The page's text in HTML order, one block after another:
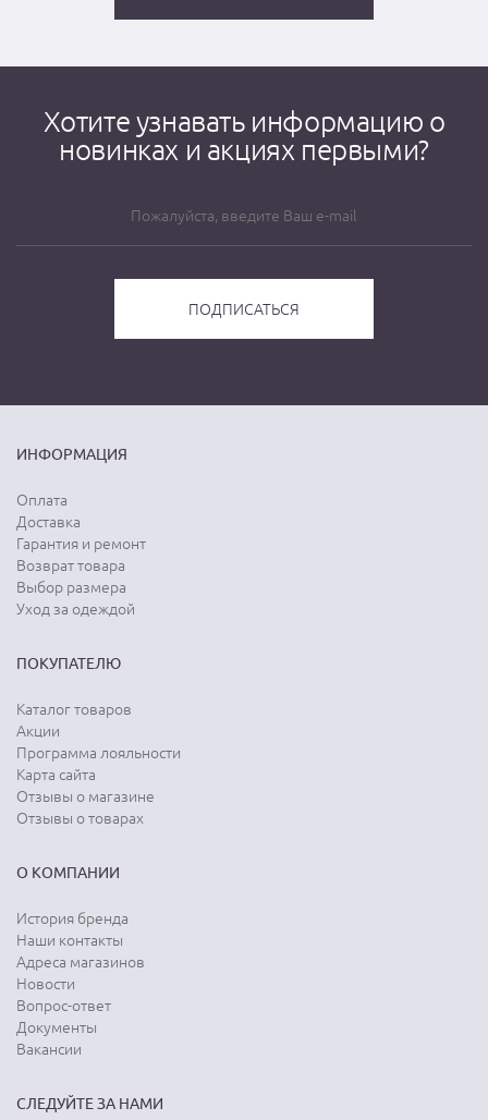
Хотите узнавать информацию о
новинках и акциях первыми?
ИНФОРМАЦИЯ
Оплата
Доставка
Гарантия и ремонт
Возврат товара
Выбор размера
Уход за одеждой
ПОКУПАТЕЛЮ
Каталог товаров
Акции
Программа лояльности
Карта сайта
Отзывы о магазине
Отзывы о товарах
О КОМПАНИИ
История бренда
Наши контакты
Адреса магазинов
Новости
Вопрос-ответ
Документы
Вакансии
СЛЕДУЙТЕ ЗА НАМИ